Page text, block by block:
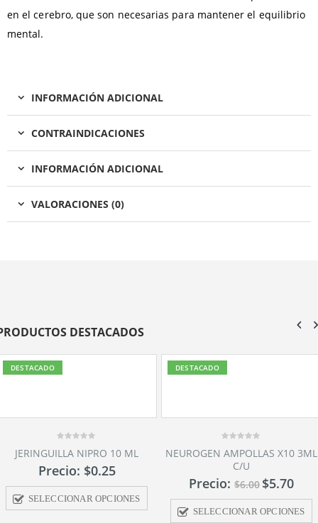
en el cerebro, que son necesarias para mantener el equilibrio
mental.
INFORMACIÓN ADICIONAL
CONTRAINDICACIONES
INFORMACIÓN ADICIONAL
VALORACIONES (0)
DESTACADOS
DESTACADO
out
5
NEUROGEN AMPOLLAS X10 3ML
C/U
Precio:$6.00$5.70
SELECCIONAR OPCIONES
DESTACADO